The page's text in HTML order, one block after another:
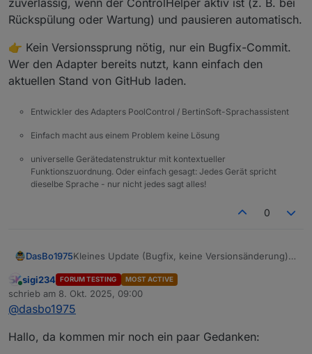
Rückspülung oder Wartung) und pausieren automatisch.
👉 Kein Versionssprung nötig, nur ein Bugfix-Commit.
Wer den Adapter bereits nutzt, kann einfach den
aktuellen Stand von GitHub laden.
Entwickler des Adapters PoolControl / BertinSoft-Sprachassistent
Einfach macht aus einem Problem keine Lösung
universelle Gerätedatenstruktur mit kontextueller
Funktionszuordnung. Oder einfach gesagt: Jedes Gerät spricht
dieselbe Sprache - nur nicht jedes sagt alles!
0
DasBo1975Kleines Update (Bugfix, keine Versionsänderung)
des Adapters bereit.
Die Steuer-Helper (Control, Solar, Frost) wurden
intern angepasst:
Datenpunkt pump.active_helper.
👉 Kein Versionssprung nötig, nur ein Bugfix-
Commit.
Wer den Adapter bereits nutzt, kann einfach den
Online
sigi234 FORUM TESTING MOST ACTIVE
schrieb am 8. Okt. 2025, 09:00
zuletzt editiert von
@dasbo1975
Hallo, da kommen mir noch ein paar Gedanken: